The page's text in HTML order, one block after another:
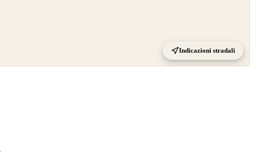
Indicazioni stradali